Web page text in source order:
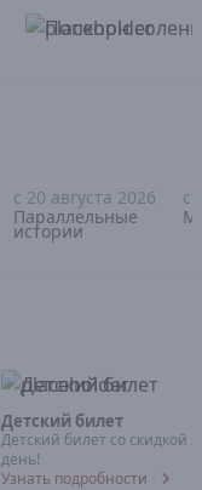
18+
с 20 августа 2026
Параллельные
истории
с
Детский билет
Детский билет со скидкой
день!
Узнать подробности